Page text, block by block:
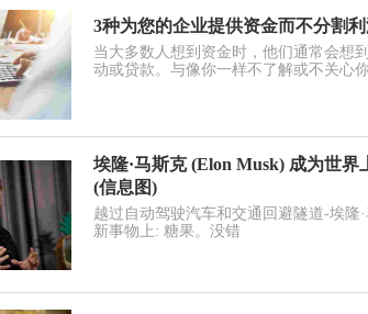
3种为您的企业提供资金而不分割
当大多数人想到资金时，他们通常会想
动或贷款。与像你一样不了解或不关心
埃隆·马斯克 (Elon Musk) 成为世
(信息图)
越过自动驾驶汽车和交通回避隧道-埃隆
新事物上: 糖果。没错